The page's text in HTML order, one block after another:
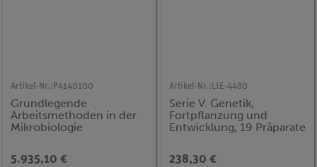
Artikel-Nr.: P4140100
Grundlegende
Arbeitsmethoden in der
Mikrobiologie
5.935,10 €
Artikel-Nr.: LIE-4480
Serie V. Genetik,
Fortpflanzung und
Entwicklung, 19 Präparate
238,30 €